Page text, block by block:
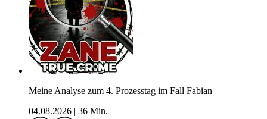
Meine Analyse zum 4. Prozesstag im Fall Fabian
04.08.2026
36 Min.